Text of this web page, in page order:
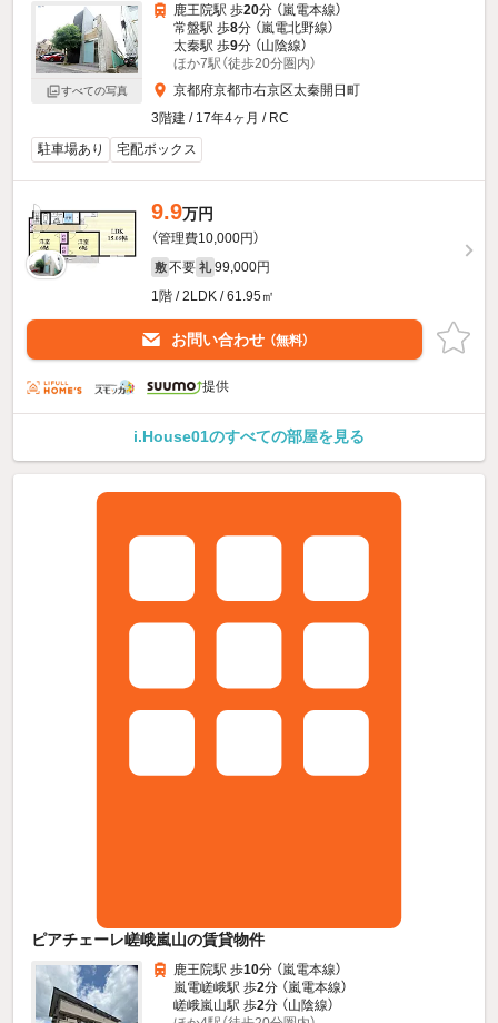
すべての写真
鹿王院駅 歩20分 （嵐電本線）
常盤駅 歩8分 （嵐電北野線）
太秦駅 歩9分 （山陰線）
ほか7駅（徒歩20分圏内）
京都府京都市右京区太秦開日町
3階建 / 17年4ヶ月 / RC
駐車場あり
宅配ボックス
9.9万円
（管理費10,000円）
敷 不要 礼 99,000円
1階 / 2LDK / 61.95㎡
お問い合わせ （無料）
提供
i.House01のすべての部屋を見る
ピアチェーレ嵯峨嵐山の賃貸物件
鹿王院駅 歩10分 （嵐電本線）
嵐電嵯峨駅 歩2分 （嵐電本線）
嵯峨嵐山駅 歩2分 （山陰線）